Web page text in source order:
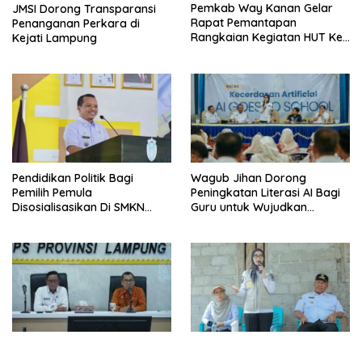
JMSI Dorong Transparansi
Penanganan Perkara di
Kejati Lampung
Pemkab Way Kanan Gelar
Rapat Pemantapan
Rangkaian Kegiatan HUT Ke-
Pendidikan Politik Bagi
Pemilih Pemula
Disosialisasikan Di SMKN
Wagub Jihan Dorong
Peningkatan Literasi AI Bagi
Guru untuk Wujudkan